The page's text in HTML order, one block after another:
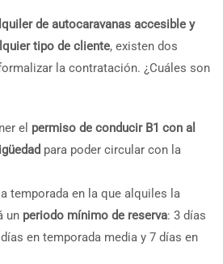
de autocaravanas accesible y
tipo de cliente, existen dos
la contratación. ¿Cuáles son
el permiso de conducir B1 con al
para poder circular con la
temporada en la que alquiles la
un periodo mínimo de reserva: 3 días
en temporada media y 7 días en